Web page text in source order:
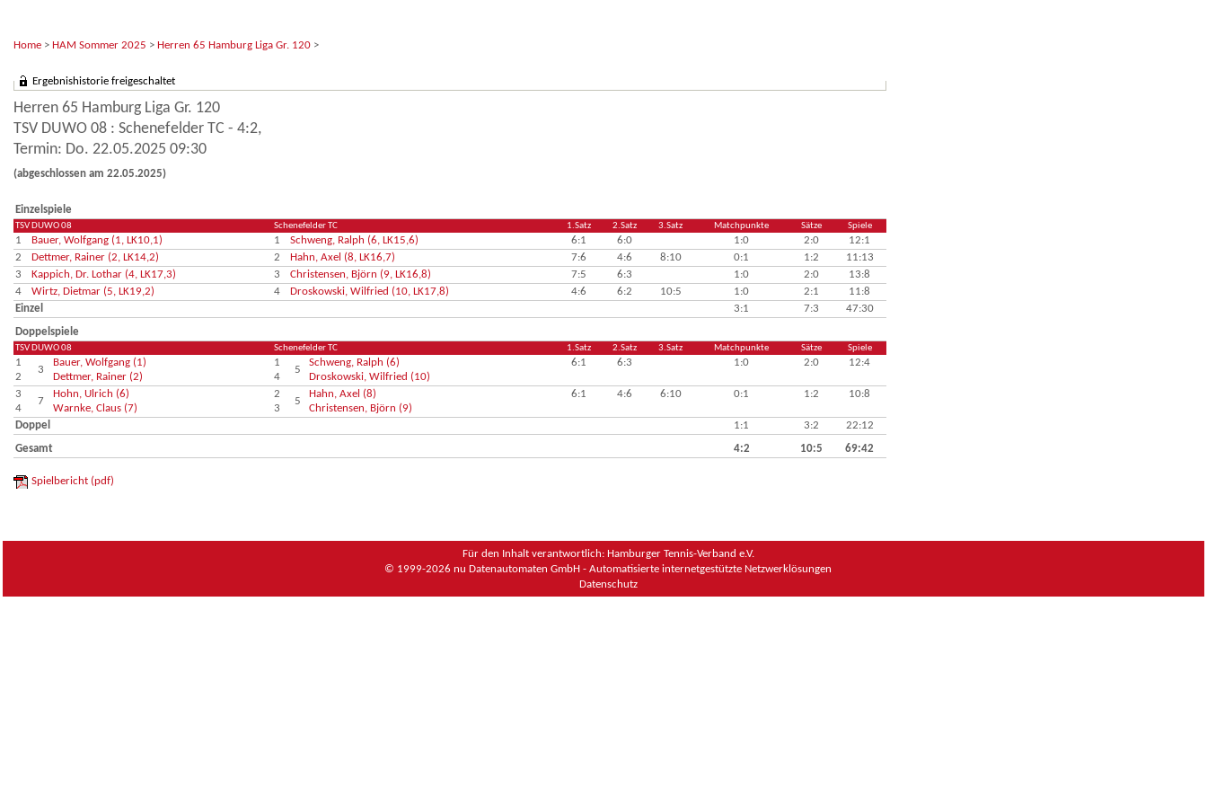
Home > HAM Sommer 2025 > Herren 65 Hamburg Liga Gr. 120 >
Ergebnishistorie freigeschaltet
Herren 65 Hamburg Liga Gr. 120
TSV DUWO 08 : Schenefelder TC - 4:2,
Termin: Do. 22.05.2025 09:30
(abgeschlossen am 22.05.2025)
Einzelspiele
TSV DUWO 08 Schenefelder TC 1.Satz 2.Satz 3.Satz Matchpunkte Sätze Spiele
1 Bauer, Wolfgang (1, LK10,1) 1 Schweng, Ralph (6, LK15,6) 6:1 6:0 1:0 2:0
12:1
2
Dettmer, Rainer (2, LK14,2) 2 Hahn, Axel (8, LK16,7) 7:6 4:6 8:10 0:1 1:2
11:13
3
Kappich, Dr. Lothar (4, LK17,3) 3 Christensen, Björn (9, LK16,8) 7:5 6:3 1:0 2:0
13:8
4
Wirtz, Dietmar (5, LK19,2) 4 Droskowski, Wilfried (10, LK17,8) 4:6 6:2 10:5 1:0 2:1
11:8
Einzel
3:1 7:3
47:30
Doppelspiele
TSV DUWO 08 Schenefelder TC 1.Satz 2.Satz 3.Satz Matchpunkte Sätze Spiele
1
2
3
Bauer, Wolfgang (1)
Dettmer, Rainer (2)
1
4
5
Schweng, Ralph (6)
Droskowski, Wilfried (10)
6:1 6:3 1:0 2:0 12:4
3
4
7
Hohn, Ulrich (6)
Warnke, Claus (7)
2
3
5
Hahn, Axel (8)
Christensen, Björn (9)
6:1 4:6 6:10 0:1 1:2 10:8
Doppel 1:1 3:2
22:12
Gesamt
4:2 10:5 69:42
Spielbericht (pdf)
Für den Inhalt verantwortlich: Hamburger Tennis-Verband e.V.
© 1999-2026 nu Datenautomaten GmbH - Automatisierte internetgestützte Netzwerklösungen
Datenschutz